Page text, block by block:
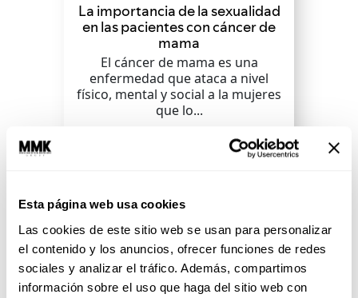
Esta página web usa cookies
Las cookies de este sitio web se usan para personalizar
el contenido y los anuncios, ofrecer funciones de redes
sociales y analizar el tráfico. Además, compartimos
información sobre el uso que haga del sitio web con
La importancia de la sexualidad
en las pacientes con cáncer de
mama
El cáncer de mama es una
enfermedad que ataca a nivel
físico, mental y social a la mujeres
que lo...